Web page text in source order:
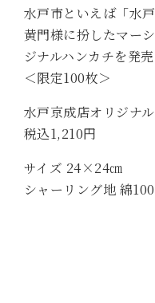
水戸市といえば「水戸
黄門様に扮したマー
ジナルハンカチを発売
＜限定100枚＞
水戸京成店オリジナ
税込1,210円
サイズ 24×24㎝
シャーリング地 綿